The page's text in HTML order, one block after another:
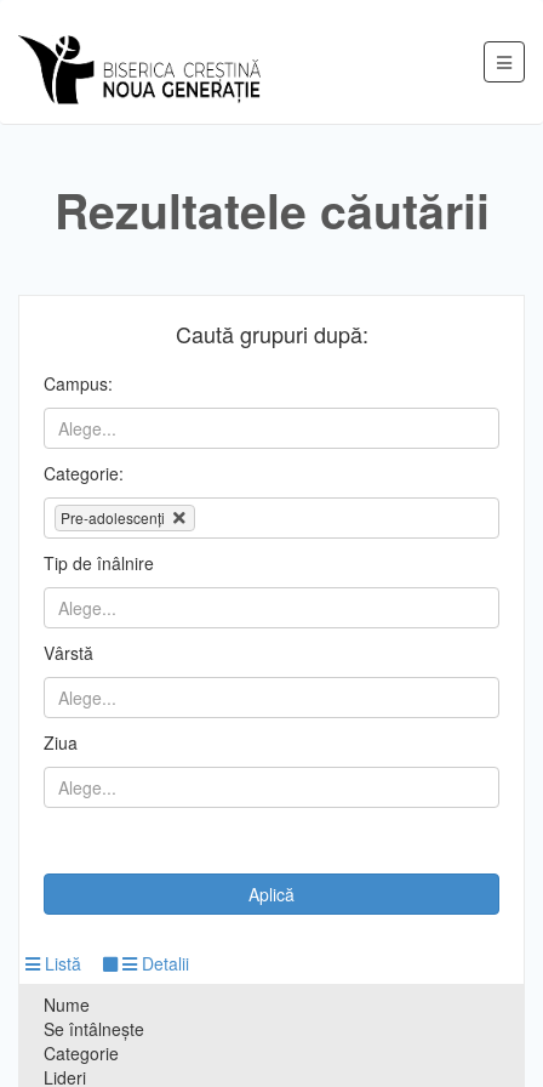
Rezultatele căutării
Caută grupuri după:
Campus:
Categorie:
Pre-adolescenți
Tip de înâlnire
Vârstă
Ziua
Listă
Detalii
Nume
Se întâlnește
Categorie
Lideri